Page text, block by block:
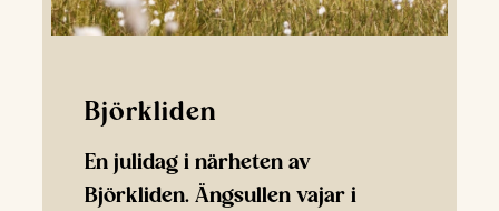
Björkliden
En julidag i närheten av
Björkliden. Ängsullen vajar i